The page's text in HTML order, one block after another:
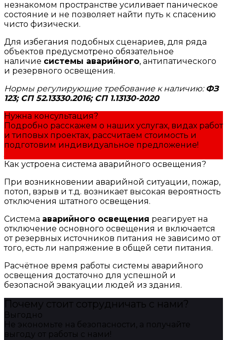
незнакомом пространстве усиливает паническое
состояние и не позволяет найти путь к спасению
чисто физически.
Для избегания подобных сценариев, для ряда
объектов предусмотрено обязательное
наличие системы аварийного, антипатического
и резервного освещения.
Нормы регулирующие требование к наличию:ФЗ
123; СП 52.13330.2016; СП 1.13130-2020
Нужна консультация?
Подробно расскажем о наших услугах, видах работ
и типовых проектах, рассчитаем стоимость и
подготовим индивидуальное предложение!
Как устроена система аварийного освещения?
При возникновении аварийной ситуации, пожар,
потоп, взрыв и т.д. возникает высокая вероятность
отключения штатного освещения.
Система аварийного освещения реагирует на
отключение основного освещения и включается
от резервных источников питания не зависимо от
того, есть ли напряжение в общей сети питания.
Расчётное время работы системы аварийного
освещения достаточно для успешной и
безопасной эвакуации людей из здания.
Почему стоит сотрудничать с нами?
Выгодно
Не экономьте на безопасности, а получайте
выгоду от работы с нами!